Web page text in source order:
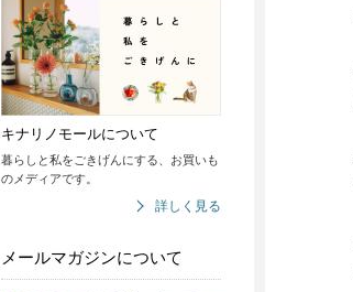
キナリノモールについて
暮らしと私をごきげんにする、お買いも
のメディアです。
詳しく見る
メールマガジンについて